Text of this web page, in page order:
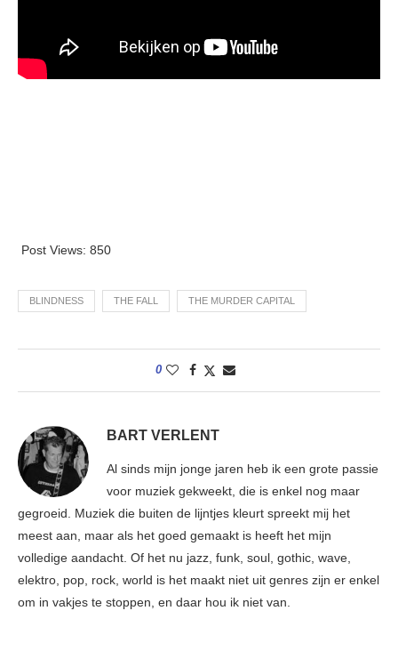
Post Views: 850
BLINDNESS THE FALL THE MURDER CAPITAL
0
BART VERLENT
Al sinds mijn jonge jaren heb ik een grote passie
voor muziek gekweekt, die is enkel nog maar
gegroeid. Muziek die buiten de lijntjes kleurt spreekt mij het
meest aan, maar als het goed gemaakt is heeft het mijn
volledige aandacht. Of het nu jazz, funk, soul, gothic, wave,
elektro, pop, rock, world is het maakt niet uit genres zijn er enkel
om in vakjes te stoppen, en daar hou ik niet van.